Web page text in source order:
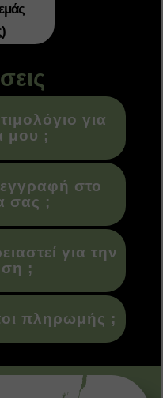
για
μου ;
στο
σας ;
για την
;
πληρωμής ;